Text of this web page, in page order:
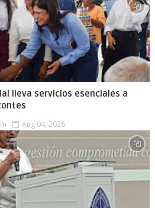
lleva servicios esenciales a
Aug 04, 2026